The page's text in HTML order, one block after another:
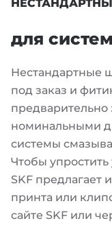
для
Нестандартные
под заказ и
номинальными
системы
Чтобы
SKF предлагает
принта или
сайте SKF или